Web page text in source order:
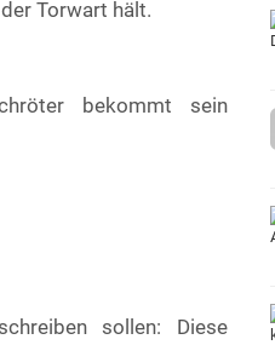
Torwart hält.
bekommt sein
sollen: Diese